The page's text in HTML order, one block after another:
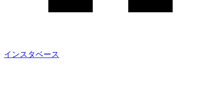
インスタベース